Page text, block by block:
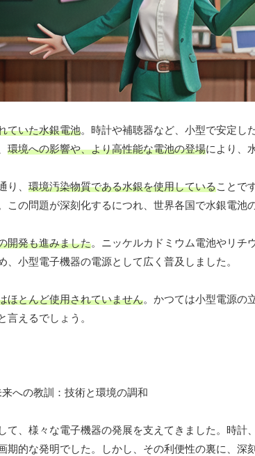
ていた水銀電池。時計や補聴器など、小型で安定し
環境への影響や、より高性能な電池の登場により、
り、 環境汚染物質である水銀を使用していることで
の問題が深刻化するにつれ、世界各国で水銀電池
開発も進みました。ニッケルカドミウム電池やリチ
小型電子機器の電源として広く普及しました。
ほとんど使用されていません。かつては小型電源の
えるでしょう。
て、様々な電子機器の発展を支えてきました。時計
的な発明でした。しかし、その利便性の裏に、深